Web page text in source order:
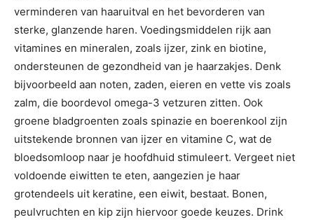
verminderen van haaruitval en het bevorderen van
sterke, glanzende haren. Voedingsmiddelen rijk aan
vitamines en mineralen, zoals ijzer, zink en biotine,
ondersteunen de gezondheid van je haarzakjes. Denk
bijvoorbeeld aan noten, zaden, eieren en vette vis zoals
zalm, die boordevol omega-3 vetzuren zitten. Ook
groene bladgroenten zoals spinazie en boerenkool zijn
uitstekende bronnen van ijzer en vitamine C, wat de
bloedsomloop naar je hoofdhuid stimuleert. Vergeet niet
voldoende eiwitten te eten, aangezien je haar
grotendeels uit keratine, een eiwit, bestaat. Bonen,
peulvruchten en kip zijn hiervoor goede keuzes. Drink